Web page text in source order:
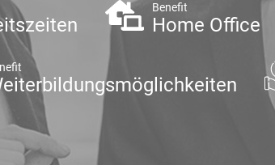
Benefit
Home Office